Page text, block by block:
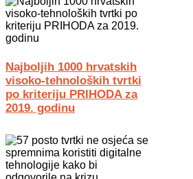
Najboljih 1000 hrvatskih
visoko-tehnoloških tvrtki
po kriteriju PRIHODA za
2019. godinu